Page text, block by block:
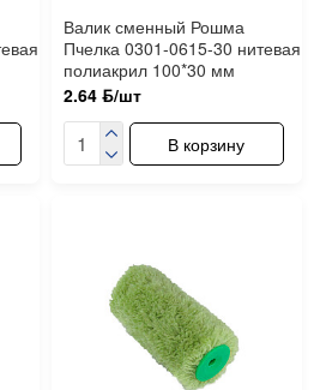
Валик сменный Рошма
Пчелка 0301-0615-30 нитевая
полиакрил 100*30 мм
2.64 ƃ/шт
В корзину